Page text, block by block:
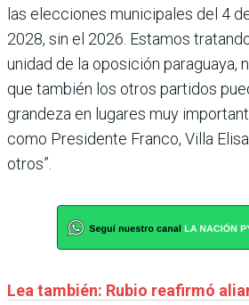
las elecciones municipales del 4
2028, sin el 2026. Estamos
unidad de la oposición paraguaya,
que también los otros partidos
grandeza en lugares muy
como Presidente Franco, Villa
otros”.
Lea también: Rubio reafirmó